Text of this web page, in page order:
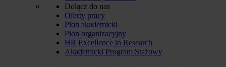
Dołącz do nas
Oferty pracy
Pion akademicki
Pion organizacyjny
HR Excellence in Research
Akademicki Program Stażowy